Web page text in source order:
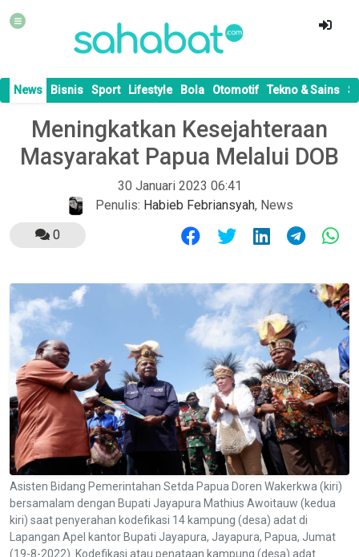
News Bisnis Sport Lifestyle Bola Otomotif Tekno & Sains
Meningkatkan Kesejahteraan
Masyarakat Papua Melalui DOB
30 Januari 2023 06:41
Penulis: Habieb Febriansyah, News
0
Asisten Bidang Pemerintahan Setda Papua Doren Wakerkwa (kiri)
bersamalam dengan Bupati Jayapura Mathius Awoitauw (kedua
kiri) saat penyerahan kodefikasi 14 kampung (desa) adat di
Lapangan Apel kantor Bupati Jayapura, Jayapura, Papua, Jumat
(19-8-2022). Kodefikasi atau penataan kampung (desa) adat